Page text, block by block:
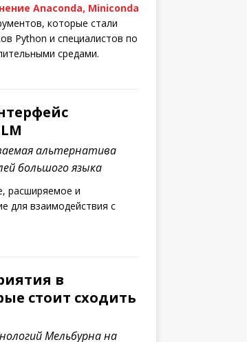
Anaconda, Miniconda
которые стали
Python и специалистов по
средами.
альтернатива
большого языка
и
для взаимодействия с
в
стоит сходить
Мельбурна на